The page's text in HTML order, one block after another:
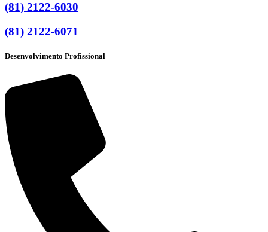
(81) 2122-6030
(81) 2122-6071
Desenvolvimento Profissional